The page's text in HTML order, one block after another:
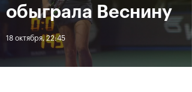
За все время
обыграла Веснину
18 октября, 22:45